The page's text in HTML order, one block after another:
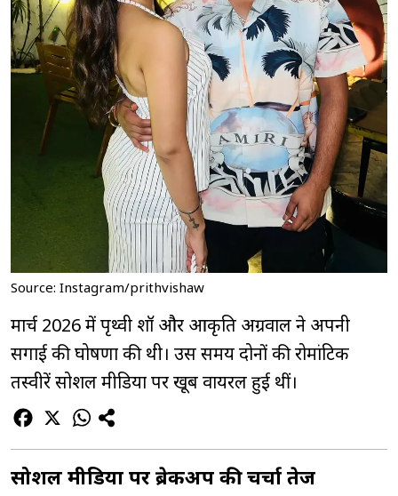
Source: Instagram/prithvishaw
मार्च 2026 में पृथ्वी शॉ और आकृति अग्रवाल ने अपनी
सगाई की घोषणा की थी। उस समय दोनों की रोमांटिक
तस्वीरें सोशल मीडिया पर खूब वायरल हुई थीं।
सोशल मीडिया पर ब्रेकअप की चर्चा तेज